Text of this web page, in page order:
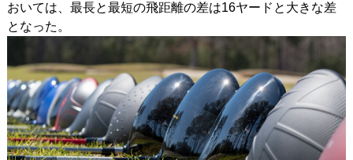
おいては、最長と最短の飛距離の差は16ヤードと大きな差
となった。